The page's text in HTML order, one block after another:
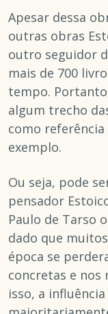
Apesar dessa
outras obras
outro seguidor
mais de 700
tempo.
algum trecho
como
exemplo.
Ou seja, pode
pensador
Paulo de Tarso
dado que
época se
concretas e nos
isso, a